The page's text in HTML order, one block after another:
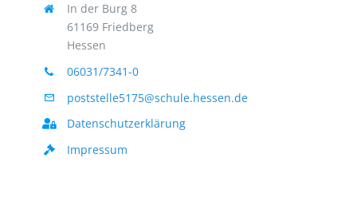
In der Burg 8
61169 Friedberg
Hessen
06031/7341-0
poststelle5175@schule.hessen.de
Datenschutzerklärung
Impressum